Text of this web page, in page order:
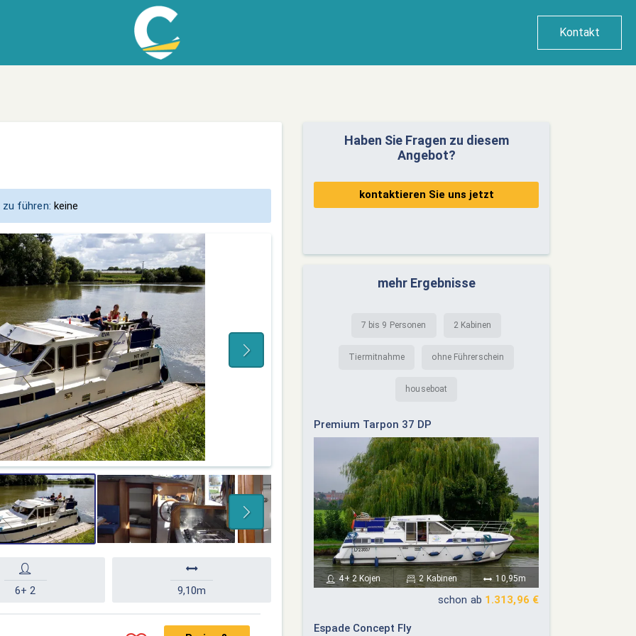
Kontakt
führen: keine
6+ 2 9,10m
Haben Sie Fragen zu diesem
Angebot?
kontaktieren Sie uns jetzt
mehr Ergebnisse
7 bis 9 Personen 2 Kabinen
Tiermitnahme ohne Führerschein
houseboat
Premium Tarpon 37 DP
4+ 2 Kojen 2 Kabinen 10,95m
schon ab 1.313,96 €
Espade Concept Fly